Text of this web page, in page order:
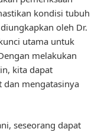
kondisi tubuh
oleh Dr.
utama untuk
melakukan
kita dapat
dan mengatasinya
seseorang dapat